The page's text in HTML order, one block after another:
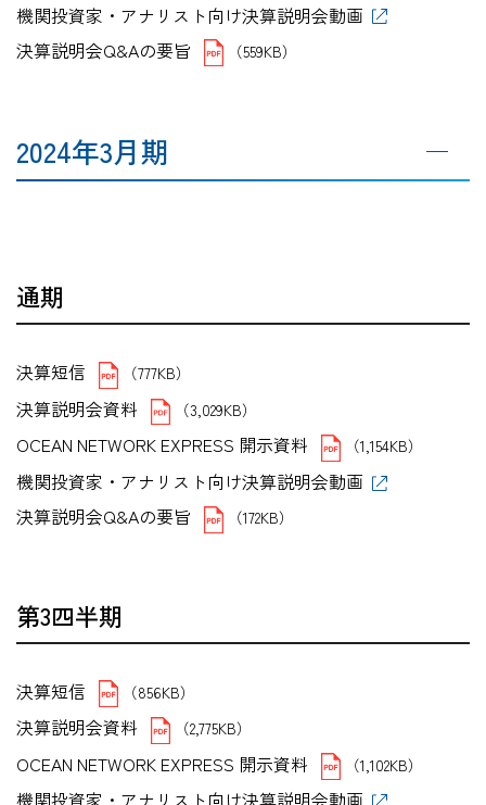
機関投資家・アナリスト向け決算説明会動画
決算説明会Q&Aの要旨
（559KB）
2024年3月期
通期
決算短信 （777KB）
決算説明会資料 （3,029KB）
OCEAN NETWORK EXPRESS 開示資料 （1,154KB）
機関投資家・アナリスト向け決算説明会動画
決算説明会Q&Aの要旨
（172KB）
第3四半期
決算短信 （856KB）
決算説明会資料 （2,775KB）
OCEAN NETWORK EXPRESS 開示資料 （1,102KB）
機関投資家・アナリスト向け決算説明会動画